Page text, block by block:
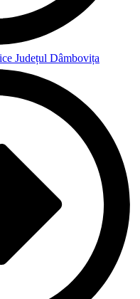
Județul Dâmbovița